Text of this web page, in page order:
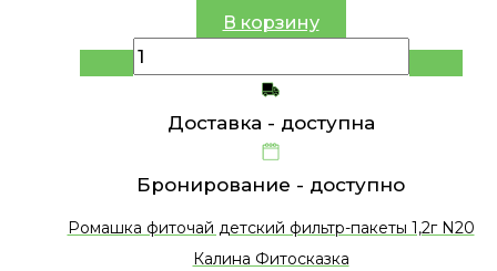
В корзину
Доставка - доступна
Бронирование - доступно
Ромашка фиточай детский фильтр-пакеты 1,2г N20
Калина Фитосказка